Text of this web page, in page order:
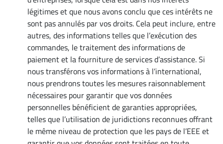
légitimes et que nous avons conclu que ces intérêts ne
sont pas annulés par vos droits. Cela peut inclure, entre
autres, des informations telles que l’exécution des
commandes, le traitement des informations de
paiement et la fourniture de services d’assistance. Si
nous transférons vos informations à l’international,
nous prendrons toutes les mesures raisonnablement
nécessaires pour garantir que vos données
personnelles bénéficient de garanties appropriées,
telles que l’utilisation de juridictions reconnues offrant
le même niveau de protection que les pays de l’EEE et